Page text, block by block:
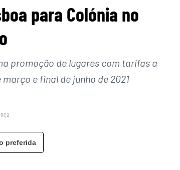
para Colónia no
promoção de lugares com tarifas a
e final de junho de 2021
preferida